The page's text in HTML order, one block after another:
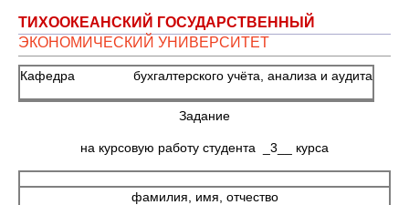
ТИХООКЕАНСКИЙ ГОСУДАРСТВЕННЫЙ
ЭКОНОМИЧЕСКИЙ УНИВЕРСИТЕТ
Кафедра бухгалтерского учёта, анализа и аудита
Задание
на курсовую работу студента _3__ курса
фамилия, имя, отчество